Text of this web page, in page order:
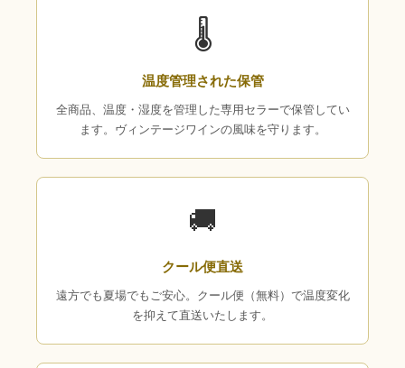
🌡
温度管理された保管
全商品、温度・湿度を管理した専用セラーで保管してい
ます。ヴィンテージワインの風味を守ります。
🚚
クール便直送
遠方でも夏場でもご安心。クール便（無料）で温度変化
を抑えて直送いたします。